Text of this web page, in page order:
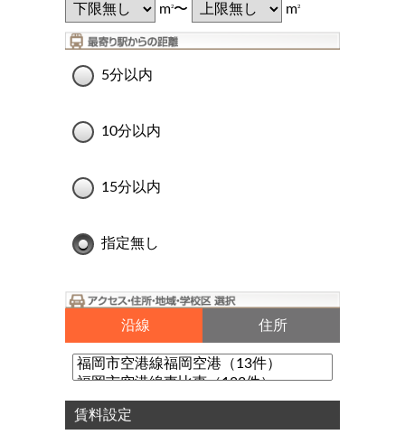
m2〜 m2
5分以内
10分以内
15分以内
指定無し
沿線 住所
賃料設定